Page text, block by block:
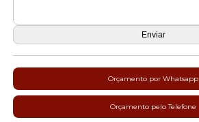
Orçamento por Whatsapp
Orçamento pelo Telefone